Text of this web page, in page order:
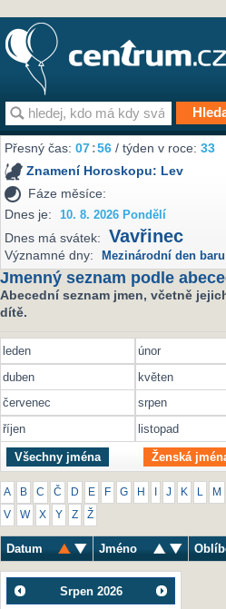
Přesný čas:07:56 / týden v roce:33
Znamení Horoskopu: Lev
Fáze měsíce:
Dnes je:
10. 8. 2026 Pondělí
Dnes má svátek: Vavřinec
Významné dny: Mezinárodní den
Jmenný seznam podle
Abecední seznam jmen, včetně
dítě.
leden únor
duben
květen
červenec
srpen
říjen
listopad
Všechny jména Ženská
A B C Č D E F G H J K M
V W X Y Z Ž
Datum Jméno
Srpen 2026